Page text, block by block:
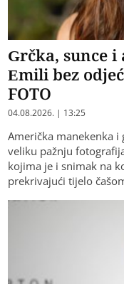
Grčka, sunce
Emili bez
FOTO
04.08.2026. | 13:25
Američka manekenka
veliku pažnju
kojima je i snimak na
prekrivajući tijelo